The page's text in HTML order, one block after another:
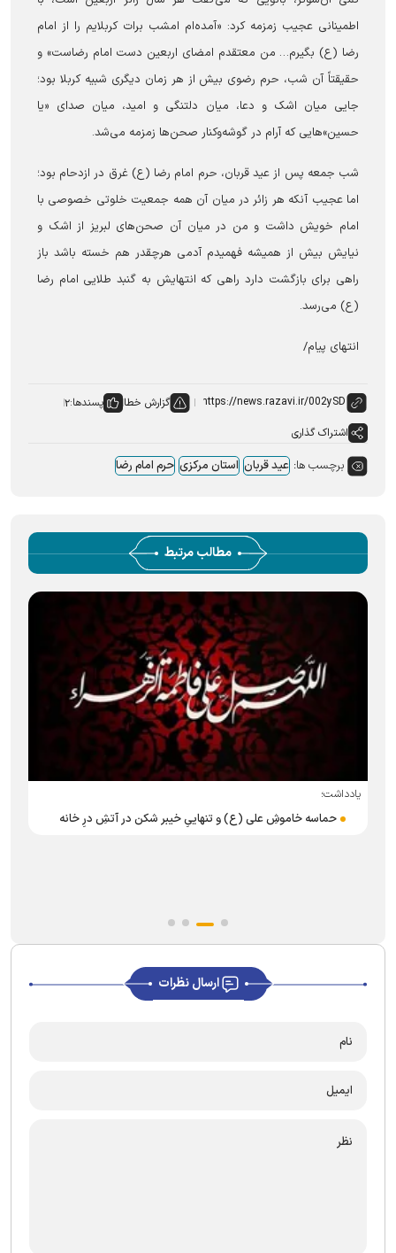
اطمینانی عجیب زمزمه کرد: «آمده‌ام امشب برات کربلایم را از امام
رضا (ع) بگیرم… من معتقدم امضای اربعین دست امام رضاست» و
حقیقتاً آن شب، حرم رضوی بیش از هر زمان دیگری شبیه کربلا بود؛
جایی میان اشک و دعا، میان دلتنگی و امید، میان صدای «یا
حسین»‌هایی که آرام در گوشه‌وکنار صحن‌ها زمزمه می‌شد.
شب جمعه پس از عید قربان، حرم امام رضا (ع) غرق در ازدحام بود؛
اما عجیب آنکه هر زائر در میان آن همه جمعیت خلوتی خصوصی با
امام خویش داشت و من در میان آن صحن‌های لبریز از اشک و
نیایش بیش از همیشه فهمیدم آدمی هرچقدر هم خسته باشد باز
راهی برای بازگشت دارد راهی که انتهایش به گنبد طلایی امام رضا
(ع) می‌رسد.
انتهای پیام/
گزارش خطا پسندها:۲
اشتراک گذاری
برچسب ها: عید قربان استان مرکزی حرم امام رضا
مطالب مرتبط
یادداشت؛
حماسه خاموشِ علی (ع) و تنهاییِ خیبر شکن در آتشِ درِ خانه
ارسال نظرات